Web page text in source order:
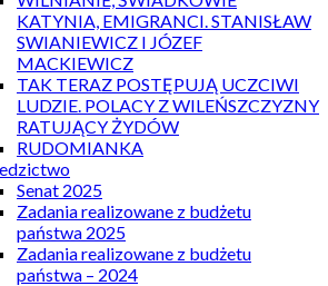
KATYNIA, EMIGRANCI. STANISŁAW
SWIANIEWICZ I JÓZEF
MACKIEWICZ
TAK TERAZ POSTĘPUJĄ UCZCIWI
LUDZIE. POLACY Z WILEŃSZCZYZNY
RATUJĄCY ŻYDÓW
RUDOMIANKA
Senat 2025
Zadania realizowane z budżetu
państwa 2025
Zadania realizowane z budżetu
państwa – 2024